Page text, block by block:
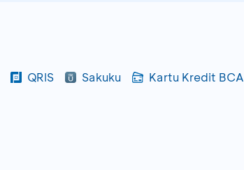
QRIS Sakuku Kartu Kredit BCA